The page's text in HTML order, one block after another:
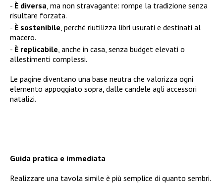
È diversa, ma non stravagante: rompe la tradizione senza
risultare forzata.
È sostenibile, perché riutilizza libri usurati e destinati al
macero.
È replicabile, anche in casa, senza budget elevati o
allestimenti complessi.
Le pagine diventano una base neutra che valorizza ogni
elemento appoggiato sopra, dalle candele agli accessori
natalizi.
Guida pratica e immediata
Realizzare una tavola simile è più semplice di quanto sembri.